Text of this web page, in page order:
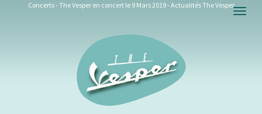
Concerts - The Vesper en concert le 9 Mars 2019 - Actualités The Vesper